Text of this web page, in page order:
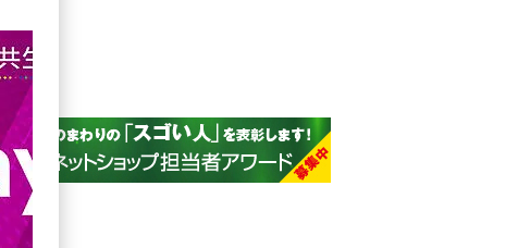
アスクル (1122)
base (1083)